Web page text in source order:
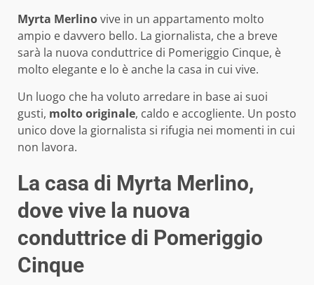
Myrta Merlinovive in un appartamento molto
ampio e davvero bello. La giornalista, che a breve
sarà la nuova conduttrice di Pomeriggio Cinque, è
molto elegante e lo è anche la casa in cui vive.
Un luogo che ha voluto arredare in base ai suoi
gusti, molto originale, caldo e accogliente. Un posto
unico dove la giornalista si rifugia nei momenti in cui
non lavora.
La casa di Myrta Merlino,
dove vive la nuova
conduttrice di Pomeriggio
Cinque